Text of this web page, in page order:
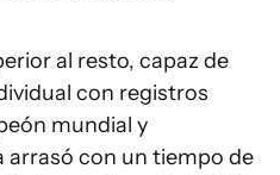
al resto, capaz de
con registros
mundial y
arrasó con un tiempo de